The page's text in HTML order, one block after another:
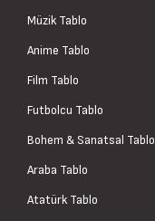
Müzik Tablo
Anime Tablo
Film Tablo
Futbolcu Tablo
Bohem & Sanatsal Tablo
Araba Tablo
Atatürk Tablo